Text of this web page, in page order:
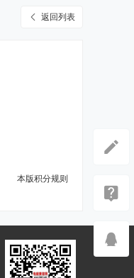
返回列表
本版积分规则